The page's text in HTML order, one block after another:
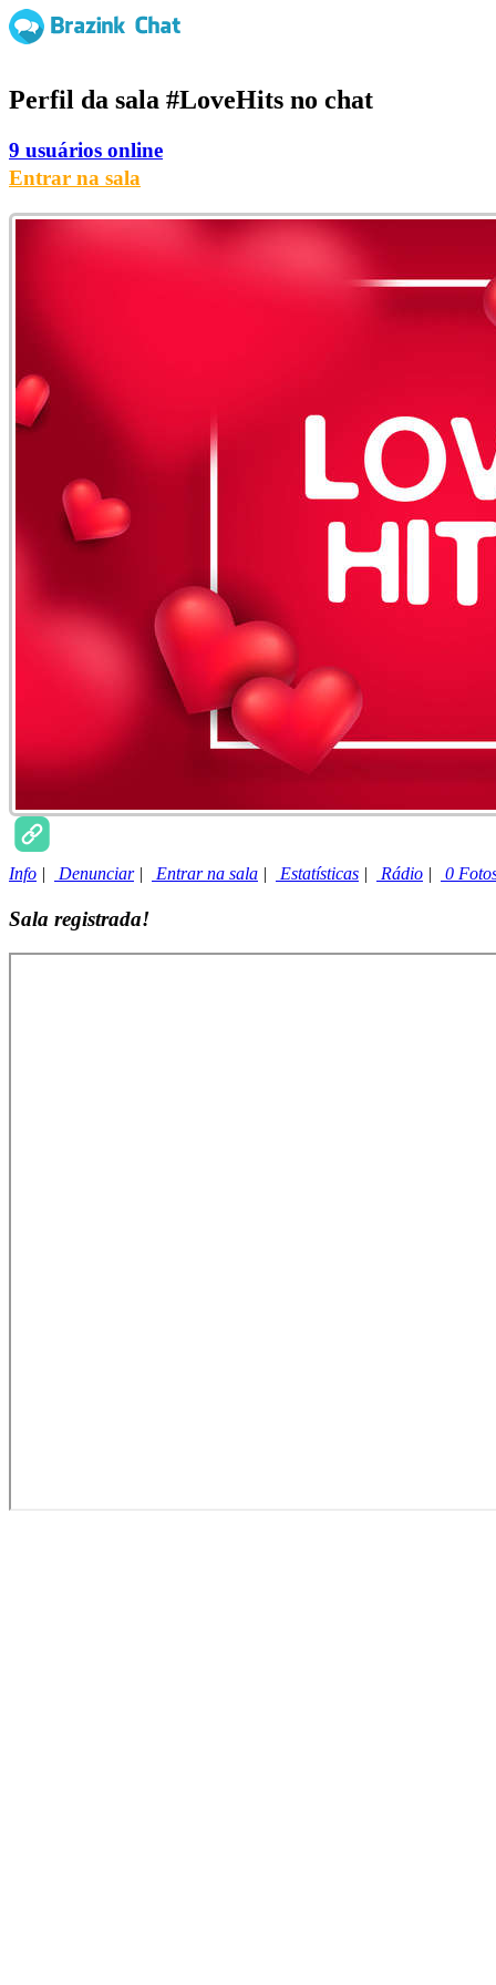
Perfil da sala #LoveHits no chat
9 usuários online
Entrar na sala
Info | Denunciar| Entrar na sala | Estatísticas | Rádio | 0
Sala registrada!